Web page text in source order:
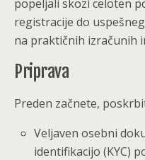
popeljali skozi celoten
registracije do
na praktičnih izračunih
Priprava
Preden začnete,
Veljaven osebni
identifikacijo (KYC)